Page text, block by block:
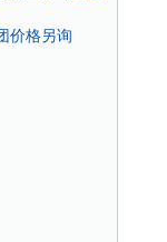
价格另询